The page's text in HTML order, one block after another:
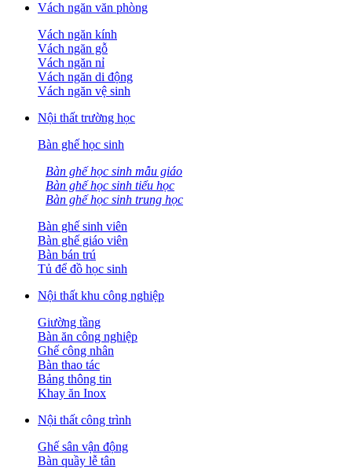
Vách ngăn văn phòng
Vách ngăn kính
Vách ngăn gỗ
Vách ngăn nỉ
Vách ngăn di động
Vách ngăn vệ sinh
Nội thất trường học
Bàn ghế học sinh
Bàn ghế học sinh mẫu giáo
Bàn ghế học sinh tiểu học
Bàn ghế học sinh trung học
Bàn ghế sinh viên
Bàn ghế giáo viên
Bàn bán trú
Tủ để đồ học sinh
Nội thất khu công nghiệp
Giường tầng
Bàn ăn công nghiệp
Ghế công nhân
Bàn thao tác
Bảng thông tin
Khay ăn Inox
Nội thất công trình
Ghế sân vận động
Bàn quầy lễ tân